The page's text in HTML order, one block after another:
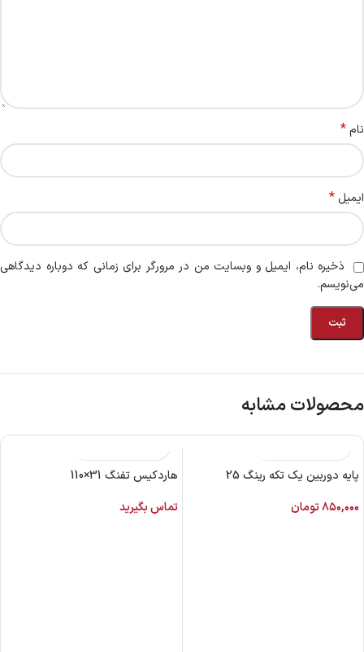
نام*
ایمیل *
ذخیره نام، ایمیل و وبسایت من در مرورگر برای زمانی که دوباره دیدگاهی
می‌نویسم.
محصولات مشابه
پایه دوربین یک تکه رینگ 25
۸۵۰,۰۰۰تومان
هاردکیس تفنگ 31×110
تماس بگیرید